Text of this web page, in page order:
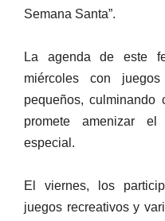
Semana Santa”.
La agenda de este
miércoles con
pequeños, culminando
promete amenizar
especial.
El viernes, los
juegos recreativos y